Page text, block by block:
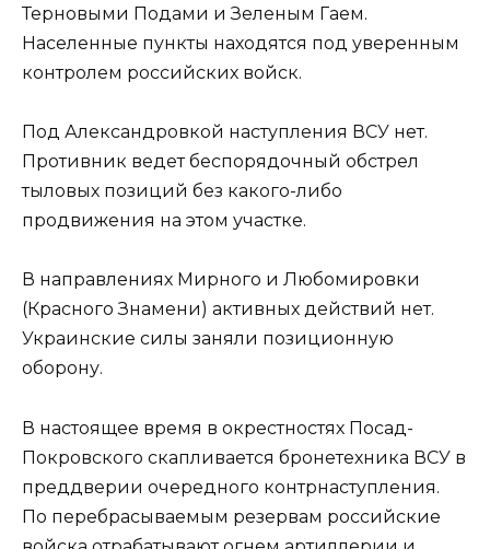
Терновыми Подами и Зеленым Гаем.
Населенные пункты находятся под уверенным
контролем российских войск.
Под Александровкой наступления ВСУ нет.
Противник ведет беспорядочный обстрел
тыловых позиций без какого-либо
продвижения на этом участке.
В направлениях Мирного и Любомировки
(Красного Знамени) активных действий нет.
Украинские силы заняли позиционную
оборону.
В настоящее время в окрестностях Посад-
Покровского скапливается бронетехника ВСУ в
преддверии очередного контрнаступления.
По перебрасываемым резервам российские